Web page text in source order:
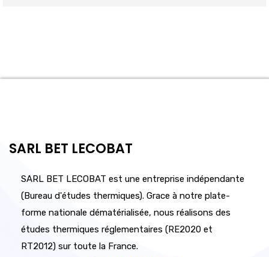
SARL BET LECOBAT
SARL BET LECOBAT est une entreprise indépendante
(Bureau d'études thermiques). Grace à notre plate-
forme nationale dématérialisée, nous réalisons des
études thermiques réglementaires (RE2020 et
RT2012) sur toute la France.